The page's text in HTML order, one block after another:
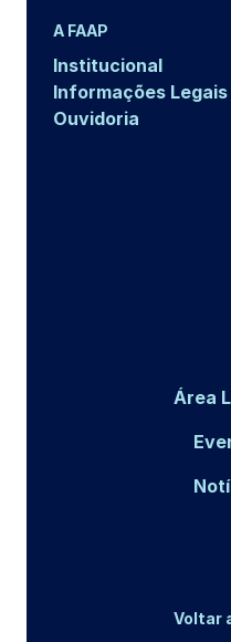
A FAAP
Institucional
Informações Legais
Ouvidoria
Área
Voltar